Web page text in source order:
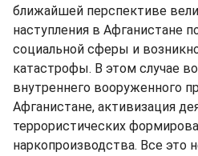
ближайшей перспективе
наступления в Афганистане
социальной сферы и
катастрофы. В этом случае
внутреннего вооруженного
Афганистане, активизация
террористических
наркопроизводства. Все это